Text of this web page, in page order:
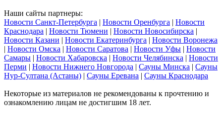
Наши сайты партнеры:
Новости Санкт-Петербурга | Новости Оренбурга | Новости
Краснодара | Новости Тюмени | Новости Новосибирска |
Новости Казани | Новости Екатеринбурга | Новости Воронежа
| Новости Омска | Новости Саратова | Новости Уфы | Новости
Самары | Новости Хабаровска | Новости Челябинска | Новости
Перми | Новости Нижнего Новгорода | Сауны Минска | Сауны
Нур-Султана (Астаны) | Сауны Еревана | Сауны Краснодара
Некоторые из материалов не рекомендованы к прочтению и
ознакомлению лицам не достигшим 18 лет.